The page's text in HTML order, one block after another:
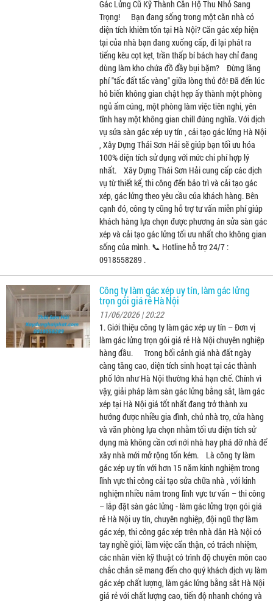
Gác Lửng Cũ Kỹ Thành Căn Hộ Thu Nhỏ Sang
Trọng! Bạn đang sống trong một căn nhà có
diện tích khiêm tốn tại Hà Nội? Căn gác xép hiện
tại của nhà bạn đang xuống cấp, đi lại phát ra
tiếng kêu cọt kẹt, trần thấp bí bách hay chỉ đang
dùng làm kho chứa đồ đầy bụi bặm? Đừng lãng
phí "tấc đất tấc vàng" giữa lòng thủ đô! Đã đến lúc
hô biến không gian chật hẹp ấy thành một phòng
ngủ ấm cúng, một phòng làm việc tiên nghi, yên
tĩnh hay một không gian chill đúng nghĩa. Với dịch
vụ sửa sàn gác xép uy tín , cải tạo gác lửng Hà Nội
, Xây Dựng Thái Sơn Hải sẽ giúp bạn tối ưu hóa
100% diện tích sử dụng với mức chi phí hợp lý
nhất. Xây Dựng Thái Sơn Hải cung cấp các dịch
vụ từ thiết kế, thi công đến bảo trì và cải tạo gác
xép, gác lửng theo yêu cầu của khách hàng. Bên
cạnh đó, công ty cũng hỗ trợ tư vấn miễn phí giúp
khách hàng lựa chọn được phương án sửa sàn gác
xép và cải tạo gác lửng tối ưu nhất cho không gian
sống của mình. 📞 Hotline hỗ trợ 24/7 :
0918558289 .
Công ty làm gác xép uy tín, làm gác lửng
trọn gói giá rẻ Hà Nội
11/06/2026 | 20:22
1. Giới thiệu công ty làm gác xép uy tín – Đơn vị
làm gác lửng trọn gói giá rẻ Hà Nội chuyên nghiệp
hàng đầu. Trong bối cảnh giá nhà đất ngày
càng tăng cao, diện tích sinh hoạt tại các thành
phố lớn như Hà Nội thường khá hạn chế. Chính vì
vậy, giải pháp làm sàn gác lửng bằng sắt, làm gác
xép tại Hà Nội giá tốt nhất đang trở thành xu
hướng được nhiều gia đình, chủ nhà trọ, cửa hàng
và văn phòng lựa chọn nhằm tối ưu diện tích sử
dụng mà không cần cơi nới nhà hay phá dỡ nhà để
xây nhà mới mở rộng tốn kém. Là công ty làm
gác xép uy tín với hơn 15 năm kinh nghiệm trong
lĩnh vực thi công cải tạo sửa chữa nhà , với kinh
nghiệm nhiều năm trong lĩnh vực tư vấn – thi công
– lắp đặt sàn gác lửng - làm gác lửng trọn gói giá
rẻ Hà Nội uy tín, chuyên nghiệp, đội ngũ thợ làm
gác xép, thi công gác xép trên nhà dân Hà Nội có
tay nghề giỏi, làm việc cẩn thận, có trách nhiệm,
các nhân viên kỹ thuật có trình độ chuyên môn cao
chắc chắn sẽ mang đến cho quý khách dịch vụ làm
gác xép chất lượng, làm gác lửng bằng sắt Hà Nội
giá rẻ với chất lượng cao, tiến độ nhanh chóng và